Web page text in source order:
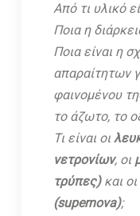
Από τι υλικό
Ποια η
Ποια είναι η
απαραίτητων
φαινομένου
το άζωτο, το
Τι είναι οι
νετρονίων, οι
τρύπες)και οι
(supernova);